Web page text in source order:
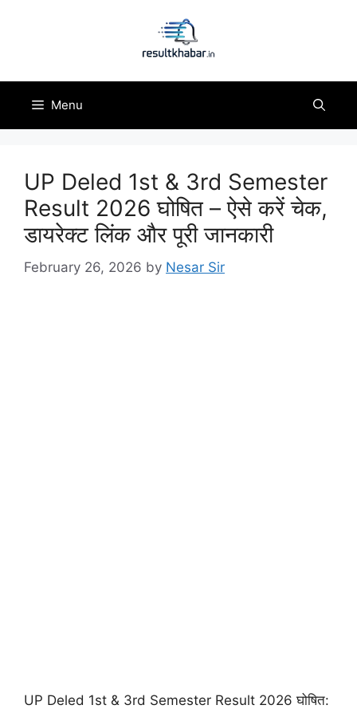
Menu
UP Deled 1st & 3rd Semester
Result 2026 घोषित – ऐसे करें चेक,
डायरेक्ट लिंक और पूरी जानकारी
February 26, 2026 by Nesar Sir
UP Deled 1st & 3rd Semester Result 2026 घोषित: